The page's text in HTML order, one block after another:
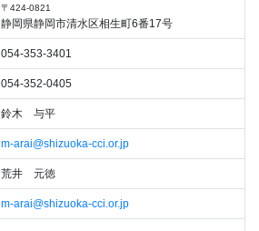
〒424-0821
静岡県静岡市清水区相生町6番17号
054-353-3401
054-352-0405
鈴木 与平
m-arai@shizuoka-cci.or.jp
荒井 元徳
m-arai@shizuoka-cci.or.jp